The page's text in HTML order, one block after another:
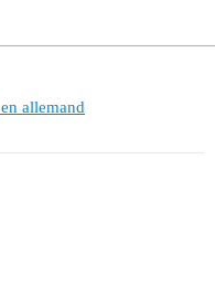
allemand